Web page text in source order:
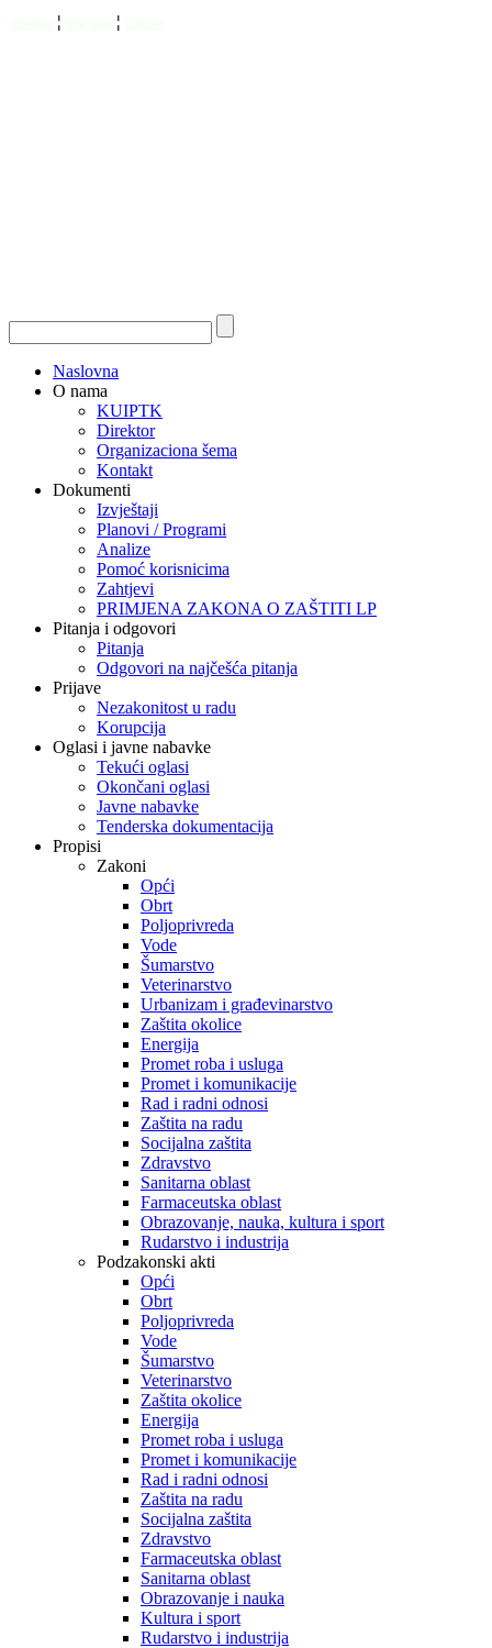
¦ ¦
Naslovna
O nama
KUIPTK
Direktor
Organizaciona šema
Kontakt
Dokumenti
Izvještaji
Planovi / Programi
Analize
Pomoć korisnicima
Zahtjevi
PRIMJENA ZAKONA O ZAŠTITI LP
Pitanja i odgovori
Pitanja
Odgovori na najčešća pitanja
Prijave
Nezakonitost u radu
Korupcija
Oglasi i javne nabavke
Tekući oglasi
Okončani oglasi
Javne nabavke
Tenderska dokumentacija
Propisi
Zakoni
Opći
Obrt
Poljoprivreda
Vode
Šumarstvo
Veterinarstvo
Urbanizam i građevinarstvo
Zaštita okolice
Energija
Promet roba i usluga
Promet i komunikacije
Rad i radni odnosi
Zaštita na radu
Socijalna zaštita
Zdravstvo
Sanitarna oblast
Farmaceutska oblast
Obrazovanje, nauka, kultura i sport
Rudarstvo i industrija
Podzakonski akti
Opći
Obrt
Poljoprivreda
Vode
Šumarstvo
Veterinarstvo
Zaštita okolice
Energija
Promet roba i usluga
Promet i komunikacije
Rad i radni odnosi
Zaštita na radu
Socijalna zaštita
Zdravstvo
Farmaceutska oblast
Sanitarna oblast
Obrazovanje i nauka
Kultura i sport
Rudarstvo i industrija